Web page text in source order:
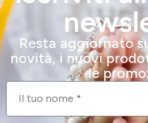
Resta aggiornato
novità, i nuovi
le